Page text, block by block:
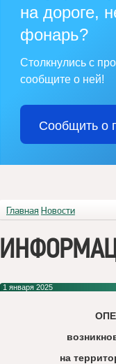
на дороге,
фонарь?
Столкнулись с
сообщите о ней!
Сообщить о
Главная Новости
1 января 2025
на